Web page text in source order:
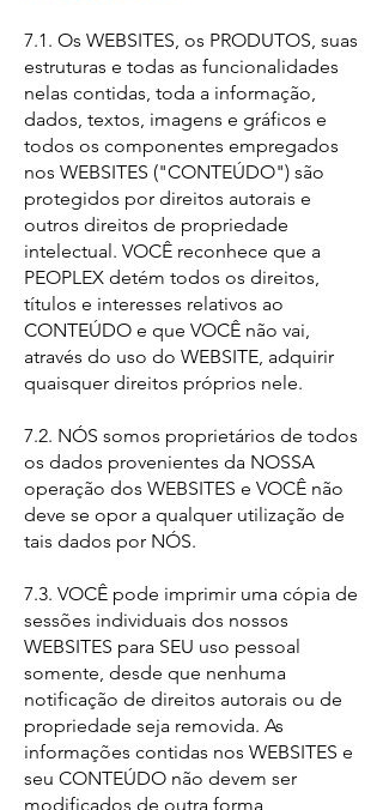
7.1. Os WEBSITES, os PRODUTOS, suas
estruturas e todas as funcionalidades
nelas contidas, toda a informação,
dados, textos, imagens e gráficos e
todos os componentes empregados
nos WEBSITES ("CONTEÚDO") são
protegidos por direitos autorais e
outros direitos de propriedade
intelectual. VOCÊ reconhece que a
PEOPLEX detém todos os direitos,
títulos e interesses relativos ao
CONTEÚDO e que VOCÊ não vai,
através do uso do WEBSITE, adquirir
quaisquer direitos próprios nele.
7.2. NÓS somos proprietários de todos
os dados provenientes da NOSSA
operação dos WEBSITES e VOCÊ não
deve se opor a qualquer utilização de
tais dados por NÓS.
7.3. VOCÊ pode imprimir uma cópia de
sessões individuais dos nossos
WEBSITES para SEU uso pessoal
somente, desde que nenhuma
notificação de direitos autorais ou de
propriedade seja removida. As
informações contidas nos WEBSITES e
seu CONTEÚDO não devem ser
modificados de outra forma,